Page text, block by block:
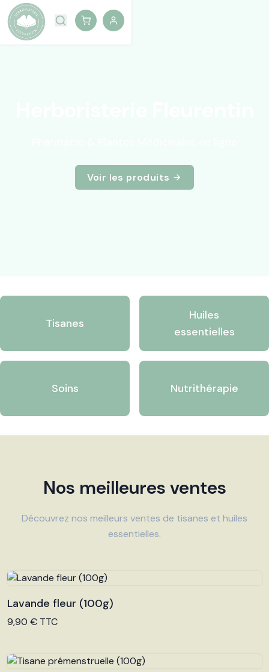
Voir les produits
Tisanes
Huiles
essentielles
Soins Nutrithérapie
Nos meilleures ventes
Découvrez nos meilleurs ventes de tisanes et huiles
essentielles.
Voir le produit
Lavande fleur (100g)
9,90 € TTC